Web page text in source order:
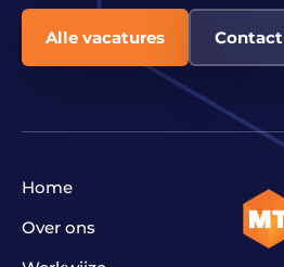
Alle vacatures Contact
Home
Over ons